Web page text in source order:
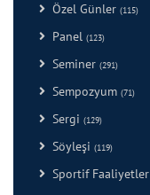
Özel Günler (115)
Panel (123)
Seminer (291)
Sempozyum (71)
Sergi (129)
Söyleşi (119)
Sportif Faaliyetler